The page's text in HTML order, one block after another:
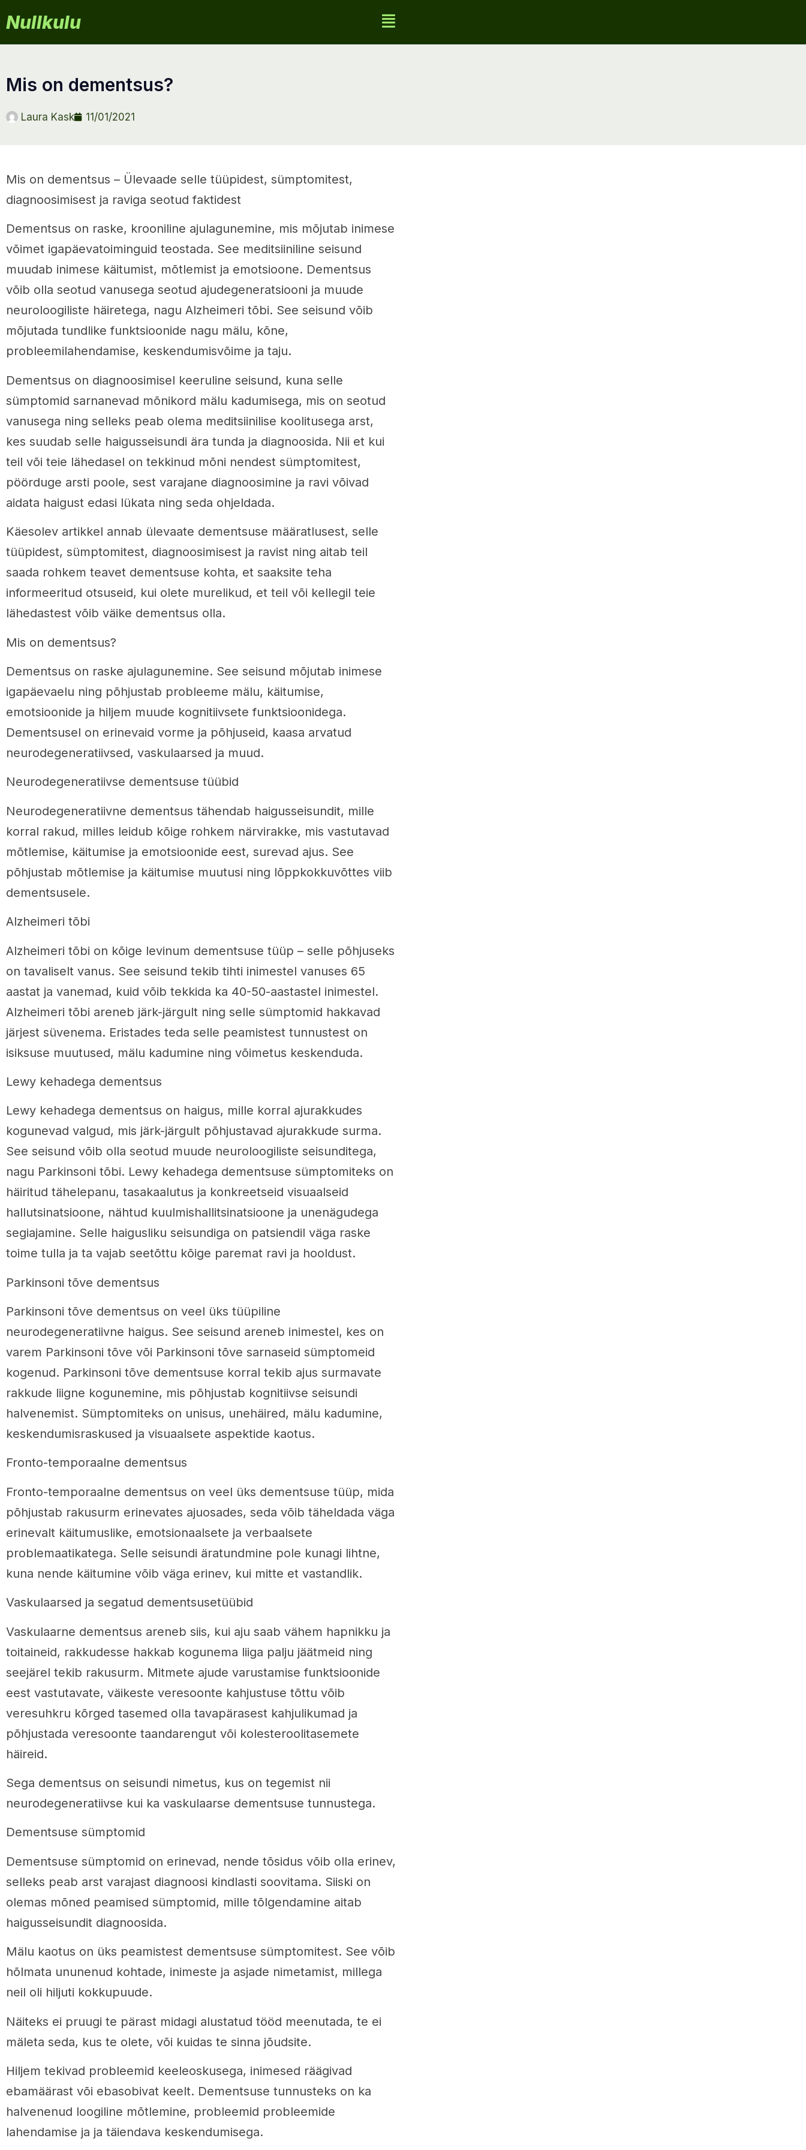
Nullkulu
mis on dementsus?
Laura Kask 11/01/2021
Mis on dementsus – Ülevaade selle tüüpidest, sümptomitest,
diagnoosimisest ja raviga seotud faktidest
Dementsus on raske, krooniline ajulagunemine, mis mõjutab inimese
võimet igapäevatoiminguid teostada. See meditsiiniline seisund
muudab inimese käitumist, mõtlemist ja emotsioone. Dementsus
võib olla seotud vanusega seotud ajudegeneratsiooni ja muude
neuroloogiliste häiretega, nagu Alzheimeri tõbi. See seisund võib
mõjutada tundlike funktsioonide nagu mälu, kõne,
probleemilahendamise, keskendumisvõime ja taju.
Dementsus on diagnoosimisel keeruline seisund, kuna selle
sümptomid sarnanevad mõnikord mälu kadumisega, mis on seotud
vanusega ning selleks peab olema meditsiinilise koolitusega arst,
kes suudab selle haigusseisundi ära tunda ja diagnoosida. Nii et kui
teil või teie lähedasel on tekkinud mõni nendest sümptomitest,
pöörduge arsti poole, sest varajane diagnoosimine ja ravi võivad
aidata haigust edasi lükata ning seda ohjeldada.
Käesolev artikkel annab ülevaate dementsuse määratlusest, selle
tüüpidest, sümptomitest, diagnoosimisest ja ravist ning aitab teil
saada rohkem teavet dementsuse kohta, et saaksite teha
informeeritud otsuseid, kui olete murelikud, et teil või kellegil teie
lähedastest võib väike dementsus olla.
Mis on dementsus?
Dementsus on raske ajulagunemine. See seisund mõjutab inimese
igapäevaelu ning põhjustab probleeme mälu, käitumise,
emotsioonide ja hiljem muude kognitiivsete funktsioonidega.
Dementsusel on erinevaid vorme ja põhjuseid, kaasa arvatud
neurodegeneratiivsed, vaskulaarsed ja muud.
Neurodegeneratiivse dementsuse tüübid
Neurodegeneratiivne dementsus tähendab haigusseisundit, mille
korral rakud, milles leidub kõige rohkem närvirakke, mis vastutavad
mõtlemise, käitumise ja emotsioonide eest, surevad ajus. See
põhjustab mõtlemise ja käitumise muutusi ning lõppkokkuvõttes viib
dementsusele.
Alzheimeri tõbi
Alzheimeri tõbi on kõige levinum dementsuse tüüp – selle põhjuseks
on tavaliselt vanus. See seisund tekib tihti inimestel vanuses 65
aastat ja vanemad, kuid võib tekkida ka 40-50-aastastel inimestel.
Alzheimeri tõbi areneb järk-järgult ning selle sümptomid hakkavad
järjest süvenema. Eristades teda selle peamistest tunnustest on
isiksuse muutused, mälu kadumine ning võimetus keskenduda.
Lewy kehadega dementsus
Lewy kehadega dementsus on haigus, mille korral ajurakkudes
kogunevad valgud, mis järk-järgult põhjustavad ajurakkude surma.
See seisund võib olla seotud muude neuroloogiliste seisunditega,
nagu Parkinsoni tõbi. Lewy kehadega dementsuse sümptomiteks on
häiritud tähelepanu, tasakaalutus ja konkreetseid visuaalseid
hallutsinatsioone, nähtud kuulmishallitsinatsioone ja unenägudega
segiajamine. Selle haigusliku seisundiga on patsiendil väga raske
toime tulla ja ta vajab seetõttu kõige paremat ravi ja hooldust.
Parkinsoni tõve dementsus
Parkinsoni tõve dementsus on veel üks tüüpiline
neurodegeneratiivne haigus. See seisund areneb inimestel, kes on
varem Parkinsoni tõve või Parkinsoni tõve sarnaseid sümptomeid
kogenud. Parkinsoni tõve dementsuse korral tekib ajus surmavate
rakkude liigne kogunemine, mis põhjustab kognitiivse seisundi
halvenemist. Sümptomiteks on unisus, unehäired, mälu kadumine,
keskendumisraskused ja visuaalsete aspektide kaotus.
Fronto-temporaalne dementsus
Fronto-temporaalne dementsus on veel üks dementsuse tüüp, mida
põhjustab rakusurm erinevates ajuosades, seda võib täheldada väga
erinevalt käitumuslike, emotsionaalsete ja verbaalsete
problemaatikatega. Selle seisundi äratundmine pole kunagi lihtne,
kuna nende käitumine võib väga erinev, kui mitte et vastandlik.
Vaskulaarsed ja segatud dementsusetüübid
Vaskulaarne dementsus areneb siis, kui aju saab vähem hapnikku ja
toitaineid, rakkudesse hakkab kogunema liiga palju jäätmeid ning
seejärel tekib rakusurm. Mitmete ajude varustamise funktsioonide
eest vastutavate, väikeste veresoonte kahjustuse tõttu võib
veresuhkru kõrged tasemed olla tavapärasest kahjulikumad ja
põhjustada veresoonte taandarengut või kolesteroolitasemete
häireid.
Sega dementsus on seisundi nimetus, kus on tegemist nii
neurodegeneratiivse kui ka vaskulaarse dementsuse tunnustega.
Dementsuse sümptomid
Dementsuse sümptomid on erinevad, nende tõsidus võib olla erinev,
selleks peab arst varajast diagnoosi kindlasti soovitama. Siiski on
olemas mõned peamised sümptomid, mille tõlgendamine aitab
haigusseisundit diagnoosida.
Mälu kaotus on üks peamistest dementsuse sümptomitest. See võib
hõlmata ununenud kohtade, inimeste ja asjade nimetamist, millega
neil oli hiljuti kokkupuude.
Näiteks ei pruugi te pärast midagi alustatud tööd meenutada, te ei
mäleta seda, kus te olete, või kuidas te sinna jõudsite.
Hiljem tekivad probleemid keeleoskusega, inimesed räägivad
ebamäärast või ebasobivat keelt. Dementsuse tunnusteks on ka
halvenenud loogiline mõtlemine, probleemid probleemide
lahendamise ja ja täiendava keskendumisega.